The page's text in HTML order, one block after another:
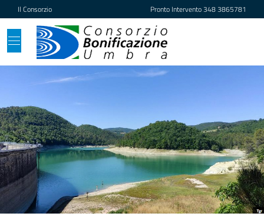
Vai ai contenuti
Vai al footer
Il Consorzio Pronto Intervento348 3865781